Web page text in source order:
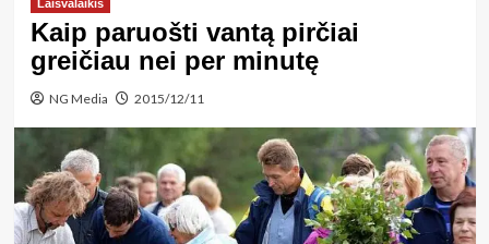
Laisvalaikis
Kaip paruošti vantą pirčiai
greičiau nei per minutę
NG Media 2015/12/11